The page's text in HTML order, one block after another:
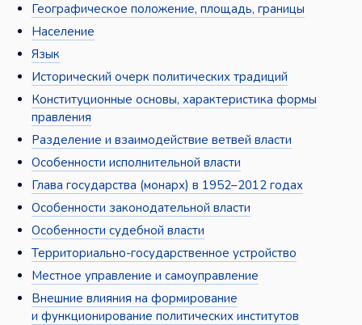
Географическое положение, площадь, границы
Население
Язык
Исторический очерк политических традиций
Конституционные основы, характеристика формы
правления
Разделение и взаимодействие ветвей власти
Особенности исполнительной власти
Глава государства (монарх) в 1952–2012 годах
Особенности законодательной власти
Особенности судебной власти
Территориально-государственное устройство
Местное управление и самоуправление
Внешние влияния на формирование
и функционирование политических институтов